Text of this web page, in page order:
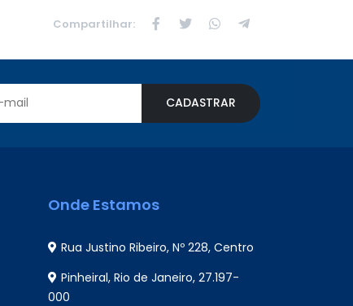
Compartilhar:
CADASTRAR
Onde Estamos
Rua Justino Ribeiro, Nº 228, Centro
Pinheiral, Rio de Janeiro, 27.197-
000